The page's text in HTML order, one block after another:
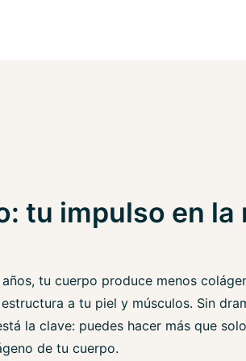
tu impulso en la
tu cuerpo produce menos
a tu piel y músculos. Sin
la clave: puedes hacer más que
de tu cuerpo.